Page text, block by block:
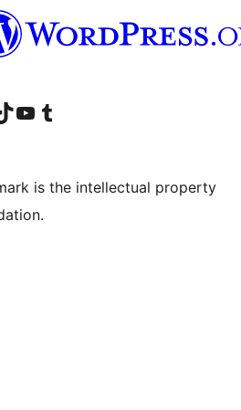
একাউণ্টলৈ যাওক
আমাৰ YouTube চেনেললৈ যাওকআমাৰ Tumblr একাউণ্টলৈ যাওক
is the intellectual property